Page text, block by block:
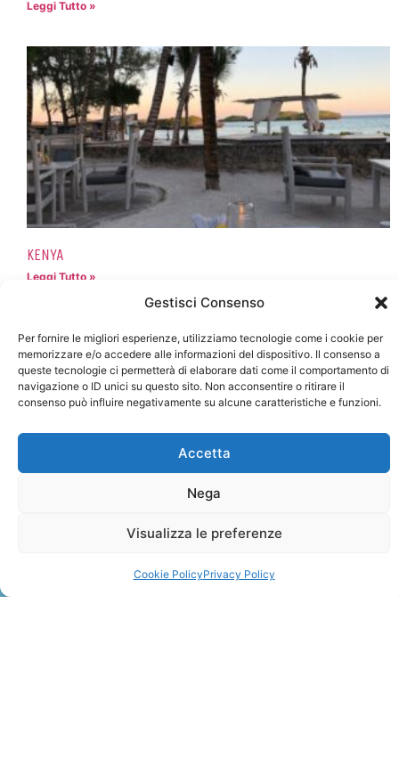
Gestisci Consenso
Per fornire le migliori esperienze, utilizziamo tecnologie come i cookie per
memorizzare e/o accedere alle informazioni del dispositivo. Il consenso a
queste tecnologie ci permetterà di elaborare dati come il comportamento di
navigazione o ID unici su questo sito. Non acconsentire o ritirare il
consenso può influire negativamente su alcune caratteristiche e funzioni.
Accetta
Nega
Visualizza le preferenze
Cookie PolicyPrivacy Policy
Leggi Tutto »
KENYA
Leggi Tutto »